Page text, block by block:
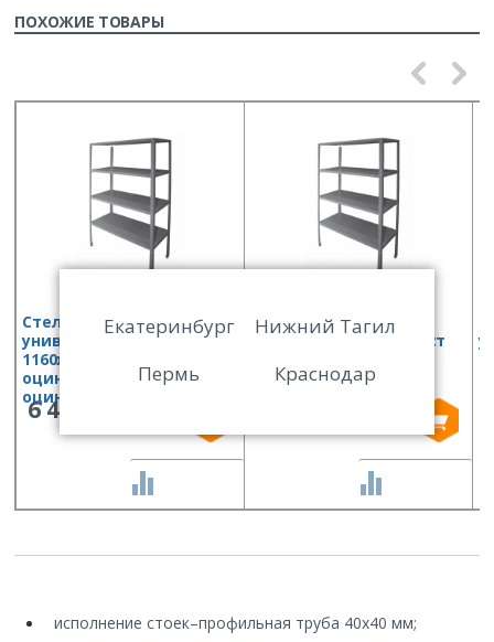
ПОХОЖИЕ ТОВАРЫ
Стеллаж кухонный
универсальный Финист
1160х500х1800 (полки
оцинк.ст, стойки
оцинк.ст)
6 440
Стеллаж кухонный
универсальный Финист
оцинк.ст, стойки
исполнение стоек–профильная труба 40х40 мм;
Екатеринбург
Нижний Тагил
Пермь
Краснодар